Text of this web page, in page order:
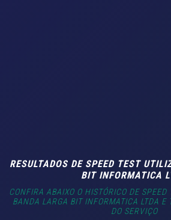
RESULTADOS DE SPEED TEST
BIT INFORMATICA
CONFIRA ABAIXO O HISTÓRICO DE SPEED
BANDA LARGA BIT INFORMATICA LTDA E
DO SERVIÇO